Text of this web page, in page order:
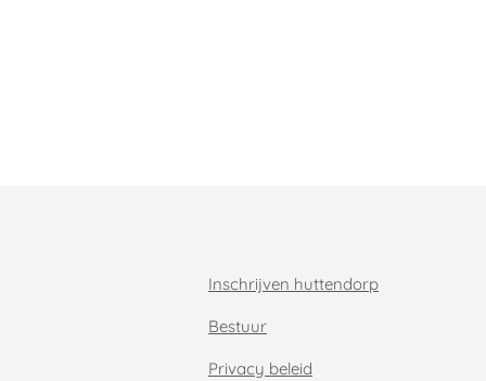
Inschrijven huttendorp
Bestuur
Privacy beleid